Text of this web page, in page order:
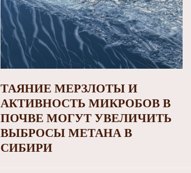
ТАЯНИЕ МЕРЗЛОТЫ И
АКТИВНОСТЬ МИКРОБОВ В
ПОЧВЕ МОГУТ УВЕЛИЧИТЬ
ВЫБРОСЫ МЕТАНА В
СИБИРИ